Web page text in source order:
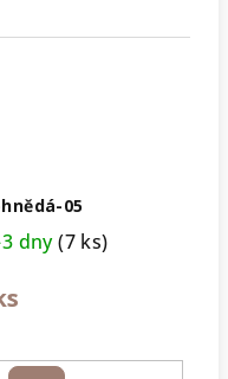
05
dny(7 ks)